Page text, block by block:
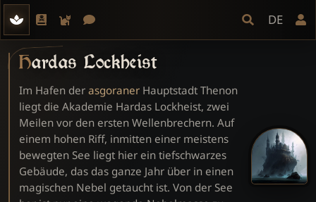
DE
Hardas Lockheist
Im Hafen der asgoranerHauptstadt Thenon
liegt die Akademie Hardas Lockheist, zwei
Meilen vor den ersten Wellenbrechern. Auf
einem hohen Riff, inmitten einer meistens
bewegten See liegt hier ein tiefschwarzes
Gebäude, das das ganze Jahr über in einen
magischen Nebel getaucht ist. Von der See